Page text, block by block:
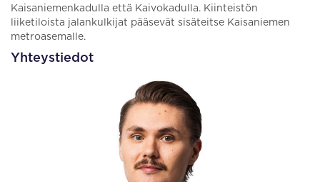
Kaisaniemenkadulla että Kaivokadulla. Kiinteistön
liiketiloista jalankulkijat pääsevät sisäteitse Kaisaniemen
metroasemalle.
Yhteystiedot